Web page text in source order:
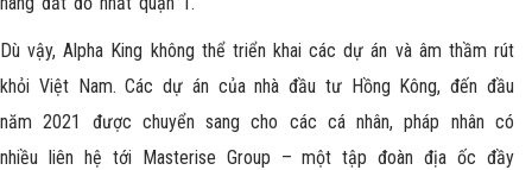
Dù vậy, Alpha King không thể triển khai các dự án và âm thầm rút
khỏi Việt Nam. Các dự án của nhà đầu tư Hồng Kông, đến đầu
năm 2021 được chuyển sang cho các cá nhân, pháp nhân có
nhiều liên hệ tới Masterise Group – một tập đoàn địa ốc đầy